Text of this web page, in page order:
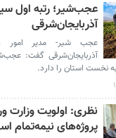
عجب‌شیر؛ رتبه اول
آذربایجان‌شرقی
عجب شیر- مدیر امور
آذربایجان‌شرقی گفت:
نخست استان را دارد.
نظری: اولویت وزارت
پروژه‌های نیمه‌تمام